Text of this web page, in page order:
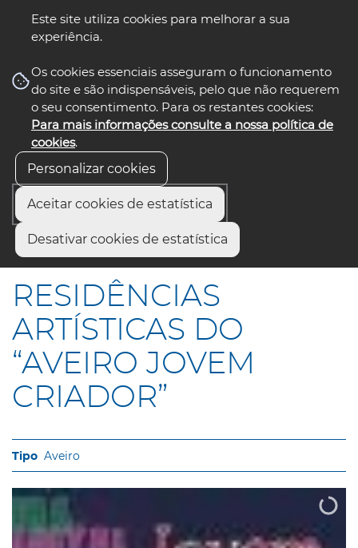
Este site utiliza cookies para melhorar a sua
experiência.
Os cookies essenciais asseguram o funcionamento
do site e são indispensáveis, pelo que não requerem
o seu consentimento. Para os restantes cookies:
Para mais informações consulte a nossa política de
cookies.
Personalizar cookies
Aceitar cookies de estatística
Desativar cookies de estatística
nos select language
Início
RESIDÊNCIAS ARTÍSTICAS DO “AVEIRO JOVEM CRIADOR”
RESIDÊNCIAS
ARTÍSTICAS DO
“AVEIRO JOVEM
CRIADOR”
Aveiro